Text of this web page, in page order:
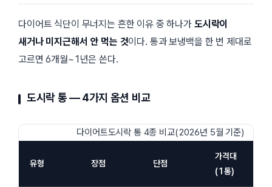
다이어트 식단이 무너지는 흔한 이유 중 하나가 도시락이
새거나 미지근해서 안 먹는 것이다. 통과 보냉백을 한 번 제대로
고르면 6개월~1년은 쓴다.
도시락 통 — 4가지 옵션 비교
다이어트도시락 통 4종 비교(2026년 5월 기준)
유형 장점 단점
가격대
(1통)